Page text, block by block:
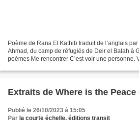
Poème de Rana El Kathib traduit de l’anglais
Ahmad, du camp de réfugiés de Deir el Balah à
poèmes Me rencontrer C’est voir une personne.
Extraits de Where is the
Publié le 26/10/2023 à 15:05
Par la courte échelle. éditions transit